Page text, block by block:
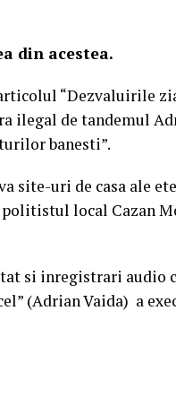
din acestea.
articolul “Dezvaluirile
ilegal de tandemul
banesti”.
site-uri de casa ale
local Cazan
si inregistrari audio
(Adrian Vaida) a